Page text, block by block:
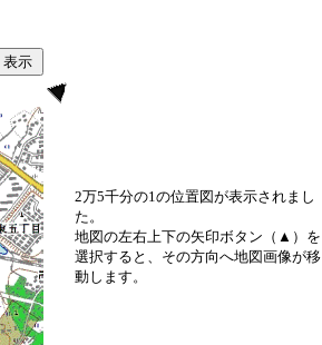
2万5千分の1の位置図が表示されまし
た。
地図の左右上下の矢印ボタン（▲）を
選択すると、その方向へ地図画像が移
動します。